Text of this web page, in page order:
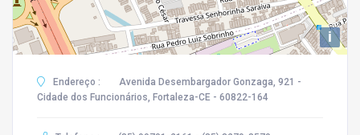
i
Endereço :
Avenida Desembargador Gonzaga, 921 -
Cidade dos Funcionários, Fortaleza-CE - 60822-164